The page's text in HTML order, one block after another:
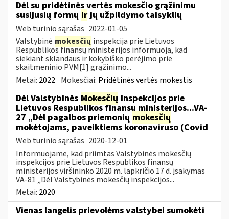
Dėl su pridėtinės vertės mokesčio grąžinimu
susijusių formų irjų užpildymo taisyklių
Web turinio sąrašas 2022-01-05
Valstybinė mokesčių inspekcija prie Lietuvos
Respublikos finansų ministerijos informuoja, kad
siekiant sklandaus ir kokybiško perėjimo prie
skaitmeninio PVM[1] grąžinimo...
Metai: 2022 Mokesčiai: Pridėtinės vertės mokestis
Dėl Valstybinės Mokesčių Inspekcijos prie
Lietuvos Respublikos finansų ministerijos...VA-
27 „Dėl pagalbos priemonių mokesčių
mokėtojams, paveiktiems koronaviruso (Covid
Web turinio sąrašas 2020-12-01
Informuojame, kad priimtas Valstybinės mokesčių
inspekcijos prie Lietuvos Respublikos finansų
ministerijos viršininko 2020 m. lapkričio 17 d. įsakymas
VA-81 „Dėl Valstybinės mokesčių inspekcijos...
Metai: 2020
Vienas langelis prievolėms valstybei sumokėti